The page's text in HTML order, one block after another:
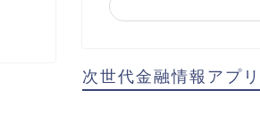
次世代金融情報アプリ